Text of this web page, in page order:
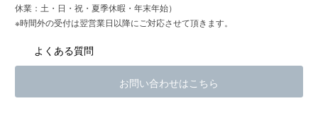
休業：土・日・祝・夏季休暇・年末年始）
※時間外の受付は翌営業日以降にご対応させて頂きます。
よくある質問
お問い合わせはこちら